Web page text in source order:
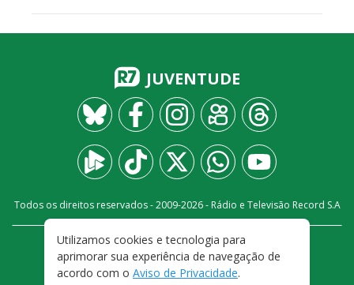
JUVENTUDE
Todos os direitos reservados - 2009-2026- Rádio e Televisão Record S.A
FALE CONOSCO
PRIVACIDADE
TERMOS E CONDIÇÕES DE USO
Utilizamos cookies e tecnologia para
aprimorar sua experiência de navegação de
acordo com o Aviso de Privacidade.